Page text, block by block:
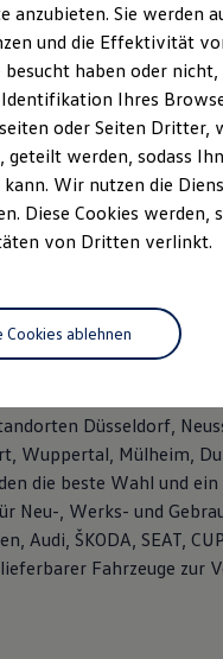
Düsseldorf,
Wuppertal, Mülheim,
die beste Wahl und ein
Neu-, Werks- und
Audi, ŠKODA, SEAT,
Fahrzeuge zur
anzubieten. Sie werden
und die Effektivität
besucht haben oder
Ihres
oder Seiten Dritter,
werden, sodass
Wir nutzen die
Diese Cookies
von Dritten verlinkt.
Cookies ablehnen